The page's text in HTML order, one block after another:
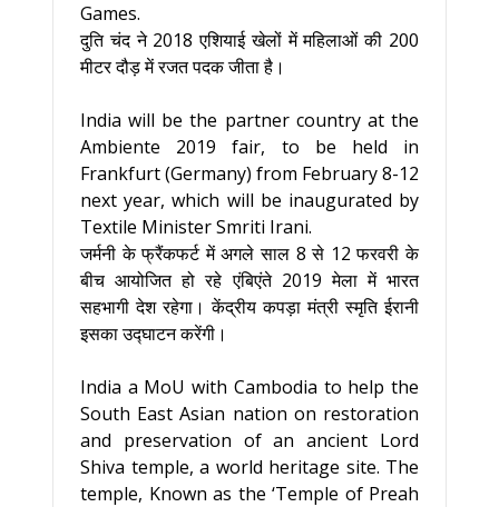
Games.
दुति चंद ने 2018 एशियाई खेलों में महिलाओं की 200
मीटर दौड़ में रजत पदक जीता है।
India will be the partner country at the
Ambiente 2019 fair, to be held in
Frankfurt (Germany) from February 8-12
next year, which will be inaugurated by
Textile Minister Smriti Irani.
जर्मनी के फ्रैंकफर्ट में अगले साल 8 से 12 फरवरी के
बीच आयोजित हो रहे एंबिएंते 2019 मेला में भारत
सहभागी देश रहेगा। केंद्रीय कपड़ा मंत्री स्मृति ईरानी
इसका उद्घाटन करेंगी।
India a MoU with Cambodia to help the
South East Asian nation on restoration
and preservation of an ancient Lord
Shiva temple, a world heritage site. The
temple, Known as the ‘Temple of Preah